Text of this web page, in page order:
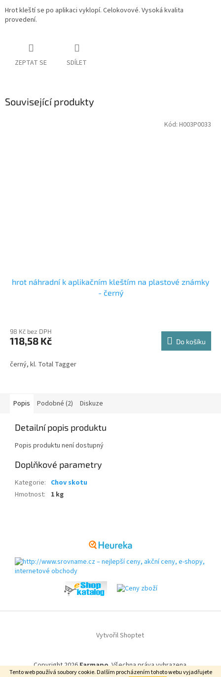
Tento web používá soubory cookie. Dalším procházením tohoto webu vyjadřujete
Hrot kleští se po aplikaci vyklopí. Celokovové. Vysoká kvalita
provedení.
ZEPTAT SE SDÍLET
Související produkty
hrot náhradní k aplikačním kleštím na plastové známky
- černý
98 Kč bez DPH
118,58 Kč Do košíku
černý, kl. Total Tagger
Kód: H003P0033
Popis Podobné (2) Diskuze
Detailní popis produktu
Popis produktu není dostupný
Doplňkové parametry
Kategorie: Chov skotu
Hmotnost: 1 kg
Vytvořil Shoptet
Copyright 2026Farmapo. Všechna práva vyhrazena.